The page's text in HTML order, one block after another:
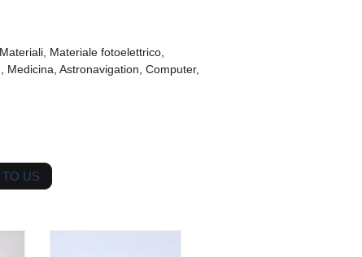
Materiale fotoelettrico,
Medicina, Astronavigation, Computer,
TO US